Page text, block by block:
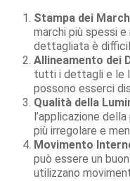
Stampa dei
marchi più spessi
dettagliata è
Allineamento dei
tutti i dettagli e le
possono esserci
Qualità della
l’applicazione
più irregolare e
Movimento
può essere un
utilizzano